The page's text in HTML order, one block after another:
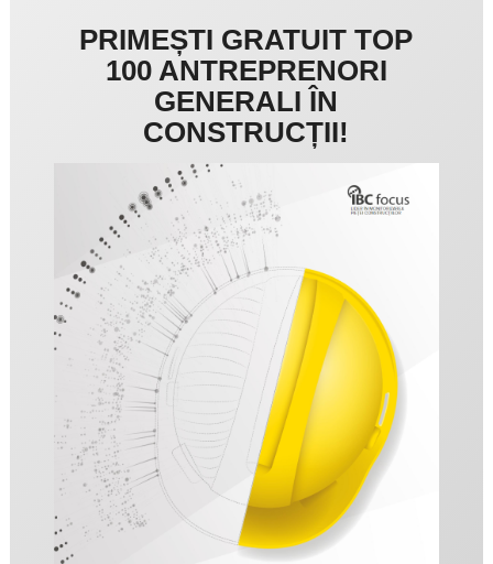
PRIMEȘTI GRATUIT TOP
100 ANTREPRENORI
GENERALI ÎN
CONSTRUCȚII!